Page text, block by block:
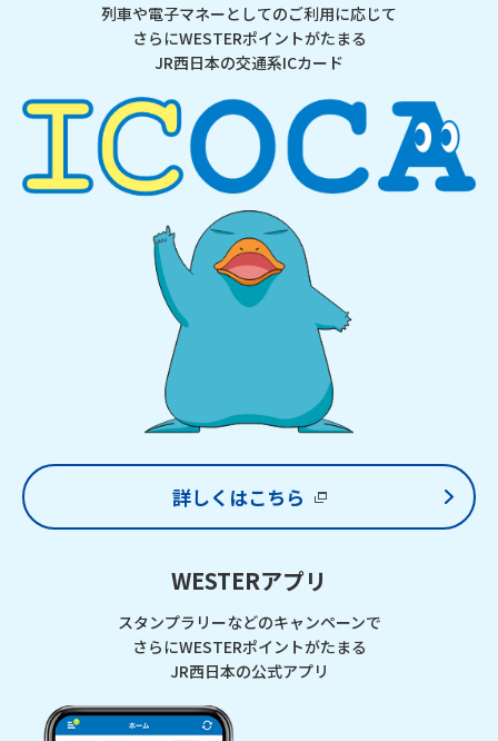
列車や電子マネーとしてのご利用に応じて
さらにWESTERポイントがたまる
JR西日本の交通系ICカード
詳しくはこちら
WESTERアプリ
スタンプラリーなどのキャンペーンで
さらにWESTERポイントがたまる
JR西日本の公式アプリ